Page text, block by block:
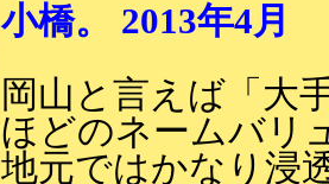
小橋。 2013年
岡山と言えば「大
ほどのネームバリ
地元ではかなり浸